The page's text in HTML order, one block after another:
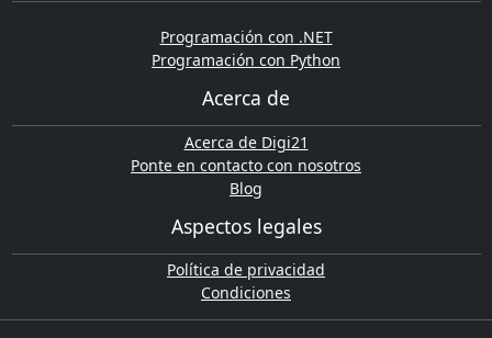
Programación con .NET
Programación con Python
Acerca de
Acerca de Digi21
Ponte en contacto con nosotros
Blog
Aspectos legales
Política de privacidad
Condiciones